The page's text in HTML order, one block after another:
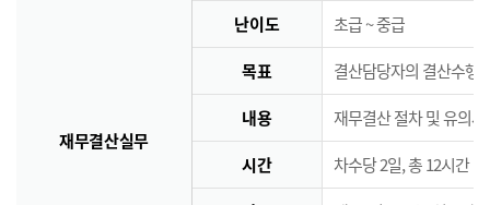
재무결산실무
난이도 초급 ~ 중급
목표 결산담당자의 결산수행
내용 재무결산 절차 및 유의사
시간 차수당 2일, 총 12시간